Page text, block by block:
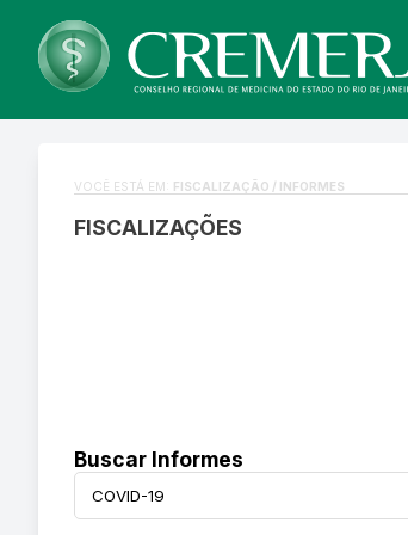
VOCÊ ESTÁ EM: FISCALIZAÇÃO / INFORMES
FISCALIZAÇÕES
Buscar Informes